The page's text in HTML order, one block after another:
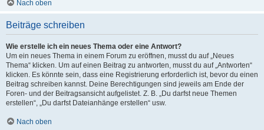
Nach oben
Beiträge schreiben
Wie erstelle ich ein neues Thema oder eine Antwort?
Um ein neues Thema in einem Forum zu eröffnen, musst du auf „Neues
Thema“ klicken. Um auf einen Beitrag zu antworten, musst du auf „Antworten“
klicken. Es könnte sein, dass eine Registrierung erforderlich ist, bevor du einen
Beitrag schreiben kannst. Deine Berechtigungen sind jeweils am Ende der
Foren- und der Beitragsansicht aufgelistet. Z. B. „Du darfst neue Themen
erstellen“, „Du darfst Dateianhänge erstellen“ usw.
Nach oben